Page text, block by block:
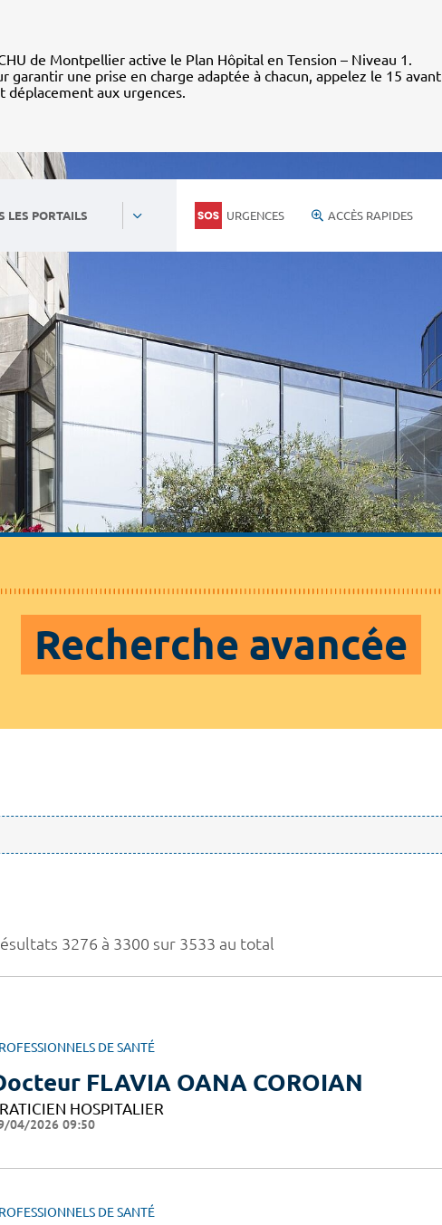
de Montpellier active le Plan Hôpital en Tension – Niveau 1.
garantir une prise en charge adaptée à chacun, appelez le 15 avant
déplacement aux urgences.
LES PORTAILS URGENCES ACCÈS RAPIDES
Recherche avancée
3276 à 3300 sur 3533 au total
DE SANTÉ
FLAVIA OANA COROIAN
HOSPITALIER
04/2026 09:50
DE SANTÉ